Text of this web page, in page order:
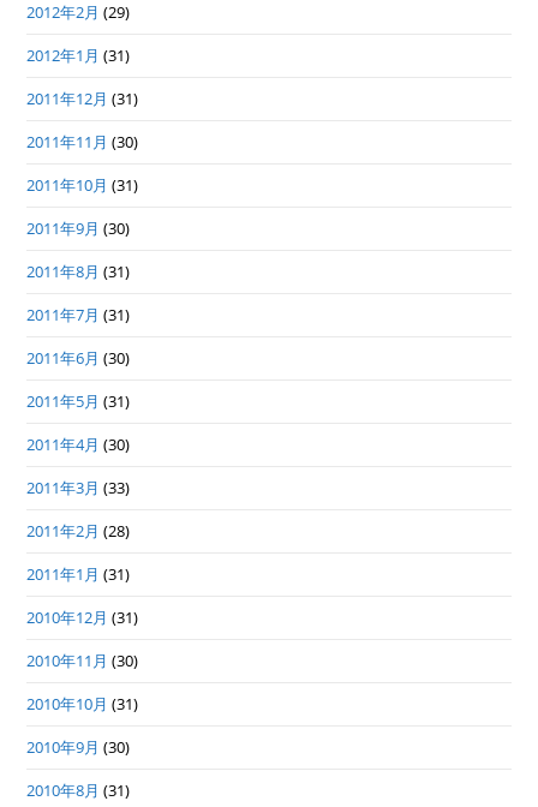
2012年2月 (29)
2012年1月 (31)
2011年12月 (31)
2011年11月 (30)
2011年10月 (31)
2011年9月 (30)
2011年8月 (31)
2011年7月 (31)
2011年6月 (30)
2011年5月 (31)
2011年4月 (30)
2011年3月 (33)
2011年2月 (28)
2011年1月 (31)
2010年12月 (31)
2010年11月 (30)
2010年10月 (31)
2010年9月 (30)
2010年8月 (31)